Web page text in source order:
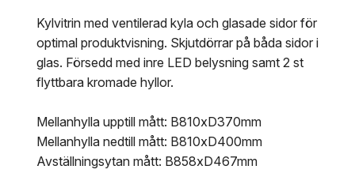
Kylvitrin med ventilerad kyla och glasade sidor för
optimal produktvisning. Skjutdörrar på båda sidor i
glas. Försedd med inre LED belysning samt 2 st
flyttbara kromade hyllor.
Mellanhylla upptill mått: B810xD370mm
Mellanhylla nedtill mått: B810xD400mm
Avställningsytan mått: B858xD467mm